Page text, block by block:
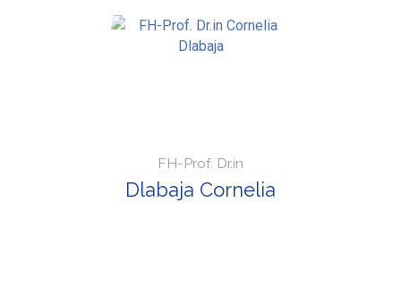
FH-Prof. Dr.in
Dlabaja Cornelia